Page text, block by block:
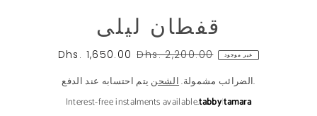
قفطان ليلى
Dhs. 1,650.00 Dhs. 2,200.00 عير موجود
الضرائب مشمولة.الشحن
يتم احتسابه عند الدفع.
Interest-free instalments available.tabby|tamara